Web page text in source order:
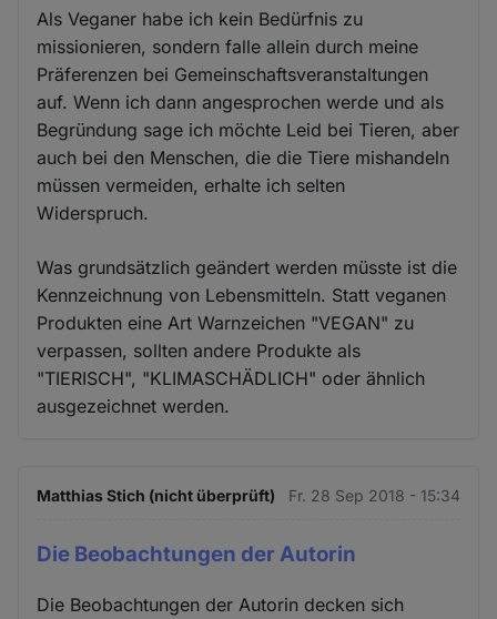
Als Veganer habe ich kein Bedürfnis zu
missionieren, sondern falle allein durch meine
Präferenzen bei Gemeinschaftsveranstaltungen
auf. Wenn ich dann angesprochen werde und als
Begründung sage ich möchte Leid bei Tieren, aber
auch bei den Menschen, die die Tiere mishandeln
müssen vermeiden, erhalte ich selten
Widerspruch.
Was grundsätzlich geändert werden müsste ist die
Kennzeichnung von Lebensmitteln. Statt veganen
Produkten eine Art Warnzeichen "VEGAN" zu
verpassen, sollten andere Produkte als
"TIERISCH", "KLIMASCHÄDLICH" oder ähnlich
ausgezeichnet werden.
Matthias Stich (nicht überprüft) Fr. 28 Sep 2018 - 15:34
Die Beobachtungen der Autorin
Die Beobachtungen der Autorin decken sich